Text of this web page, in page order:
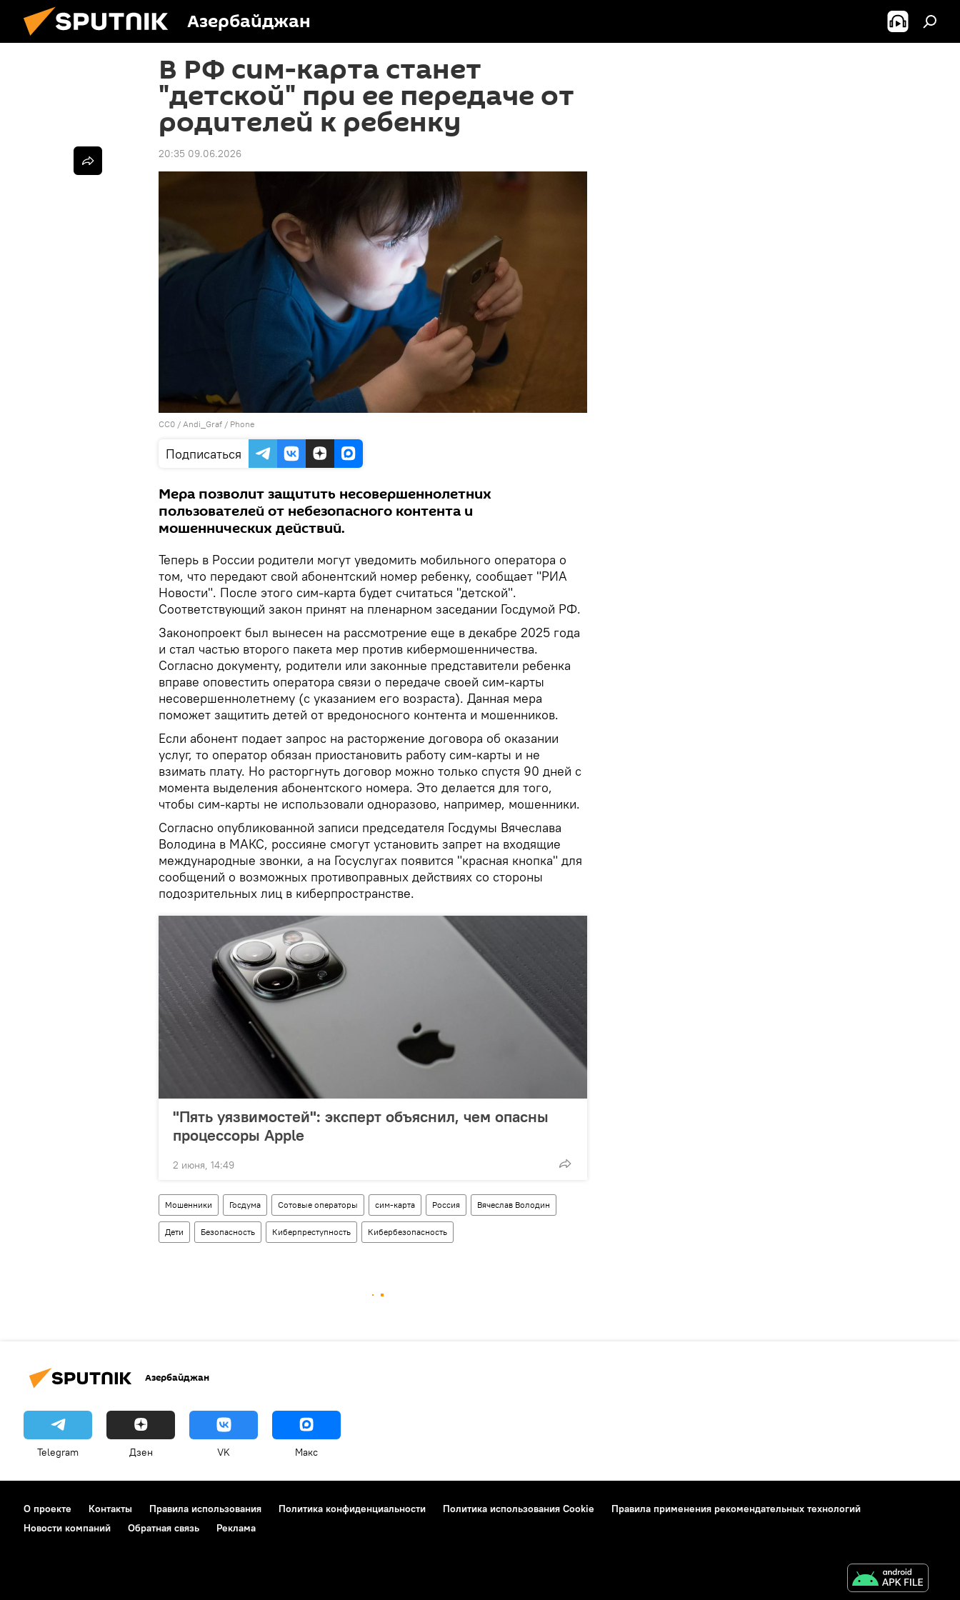
Азербайджан
В РФ сим-карта станет
"детской" при ее передаче от
родителей к ребенку
20:35 09.06.2026
CC0 / Andi_Graf / Phone
Подписаться
Мера позволит защитить несовершеннолетних
пользователей от небезопасного контента и
мошеннических действий.
Теперь в России родители могут уведомить мобильного оператора о
том, что передают свой абонентский номер ребенку, сообщает "РИА
Новости". После этого сим-карта будет считаться "детской".
Соответствующий закон принят на пленарном заседании Госдумой РФ.
Законопроект был вынесен на рассмотрение еще в декабре 2025 года
и стал частью второго пакета мер против кибермошенничества.
Согласно документу, родители или законные представители ребенка
вправе оповестить оператора связи о передаче своей сим-карты
несовершеннолетнему (с указанием его возраста). Данная мера
поможет защитить детей от вредоносного контента и мошенников.
Если абонент подает запрос на расторжение договора об оказании
услуг, то оператор обязан приостановить работу сим-карты и не
взимать плату. Но расторгнуть договор можно только спустя 90 дней с
момента выделения абонентского номера. Это делается для того,
чтобы сим-карты не использовали одноразово, например, мошенники.
Согласно опубликованной записи председателя Госдумы Вячеслава
Володина в МАКС, россияне смогут установить запрет на входящие
международные звонки, а на Госуслугах появится "красная кнопка" для
сообщений о возможных противоправных действиях со стороны
подозрительных лиц в киберпространстве.
"Пять уязвимостей": эксперт объяснил, чем опасны
процессоры Apple
2 июня, 14:49
Мошенники Госдума Сотовые операторы сим-карта Россия Вячеслав Володин
Дети Безопасность Киберпреступность Кибербезопасность
Азербайджан
Telegram Дзен VK Макс
О проекте Контакты Правила использования Политика конфиденциальности Политика использования Cookie
Правила применения рекомендательных технологий
Новости компаний
Обратная связь Реклама